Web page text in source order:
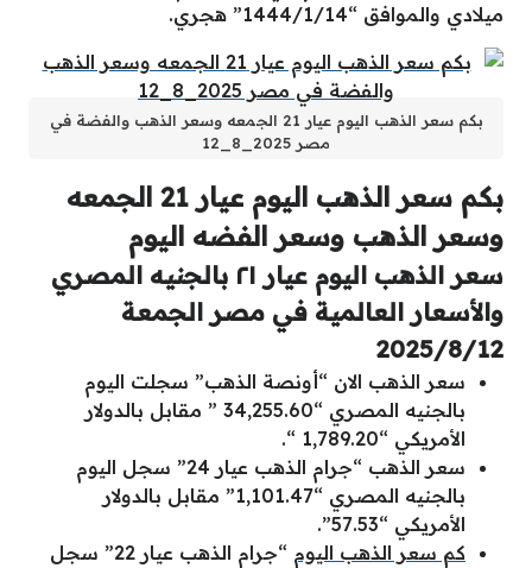
ميلادي والموافق “1444/1/14” هجري.
بكم سعر الذهب اليوم عيار 21 الجمعه وسعر الذهب والفضة في
مصر 2025_8_12
بكم سعر الذهب اليوم عيار 21 الجمعه
وسعر الذهب وسعر الفضه اليوم
سعر الذهب اليوم عيار ٢١ بالجنيه المصري
والأسعار العالمية في مصر الجمعة
2025/8/12
سعر الذهب الان “أونصة الذهب” سجلت اليوم
بالجنيه المصري “34,255.60 ” مقابل بالدولار
الأمريكي “1,789.20 “.
سعر الذهب “جرام الذهب عيار 24” سجل اليوم
بالجنيه المصري “1,101.47” مقابل بالدولار
الأمريكي “57.53”.
كم سعر الذهب اليوم
“جرام الذهب عيار 22” سجل